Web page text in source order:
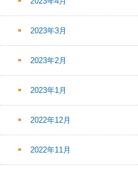
2023年3月
2023年2月
2023年1月
2022年12月
2022年11月